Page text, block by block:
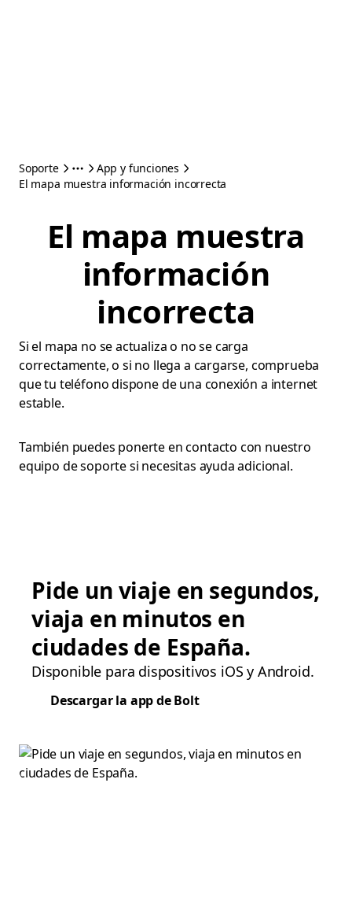
Soporte
App y funciones
El mapa muestra información incorrecta
El mapa muestra
información
incorrecta
Si el mapa no se actualiza o no se carga
correctamente, o si no llega a cargarse, comprueba
que tu teléfono dispone de una conexión a internet
estable.
También puedes ponerte en contacto con nuestro
equipo de soporte si necesitas ayuda adicional.
Pide un viaje en segundos,
viaja en minutos en
ciudades de España.
Disponible para dispositivos iOS y Android.
Descargar la app de Bolt